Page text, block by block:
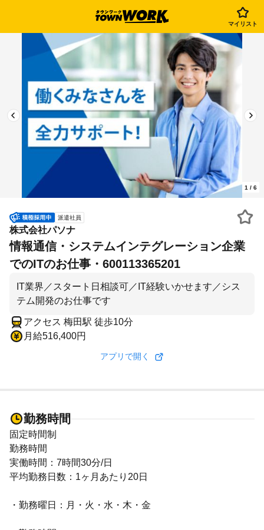
マイリスト
1 / 6
派遣社員
株式会社パソナ
情報通信・システムインテグレーション企業
でのITのお仕事・600113365201
IT業界／スタート日相談可／IT経験いかせます／シス
テム開発のお仕事です
アクセス 梅田駅 徒歩10分
月給516,400円
アプリで開く
勤務時間
固定時間制
勤務時間
実働時間：7時間30分/日
平均勤務日数：1ヶ月あたり20日
・勤務曜日：月・火・水・木・金